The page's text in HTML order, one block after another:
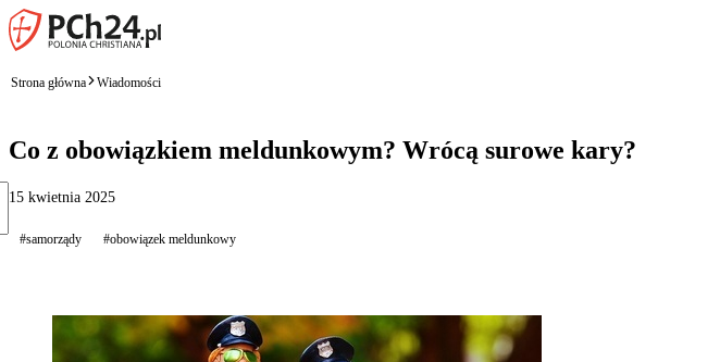
Strona główna Wiadomości
Co z obowiązkiem meldunkowym? Wrócą surowe kary?
15 kwietnia 2025
#samorządy #obowiązek meldunkowy